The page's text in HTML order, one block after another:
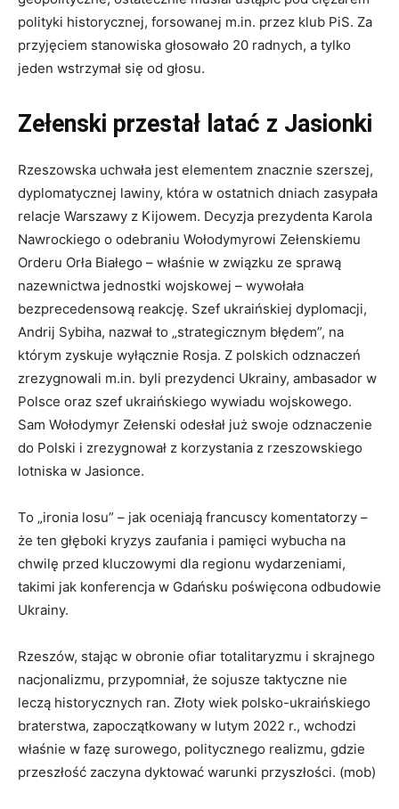
polityki historycznej, forsowanej m.in. przez klub PiS. Za
przyjęciem stanowiska głosowało 20 radnych, a tylko
jeden wstrzymał się od głosu.
Zełenski przestał latać z Jasionki
Rzeszowska uchwała jest elementem znacznie szerszej,
dyplomatycznej lawiny, która w ostatnich dniach zasypała
relacje Warszawy z Kijowem. Decyzja prezydenta Karola
Nawrockiego o odebraniu Wołodymyrowi Zełenskiemu
Orderu Orła Białego – właśnie w związku ze sprawą
nazewnictwa jednostki wojskowej – wywołała
bezprecedensową reakcję. Szef ukraińskiej dyplomacji,
Andrij Sybiha, nazwał to „strategicznym błędem”, na
którym zyskuje wyłącznie Rosja. Z polskich odznaczeń
zrezygnowali m.in. byli prezydenci Ukrainy, ambasador w
Polsce oraz szef ukraińskiego wywiadu wojskowego.
Sam Wołodymyr Zełenski odesłał już swoje odznaczenie
do Polski i zrezygnował z korzystania z rzeszowskiego
lotniska w Jasionce.
To „ironia losu” – jak oceniają francuscy komentatorzy –
że ten głęboki kryzys zaufania i pamięci wybucha na
chwilę przed kluczowymi dla regionu wydarzeniami,
takimi jak konferencja w Gdańsku poświęcona odbudowie
Ukrainy.
Rzeszów, stając w obronie ofiar totalitaryzmu i skrajnego
nacjonalizmu, przypomniał, że sojusze taktyczne nie
leczą historycznych ran. Złoty wiek polsko-ukraińskiego
braterstwa, zapoczątkowany w lutym 2022 r., wchodzi
właśnie w fazę surowego, politycznego realizmu, gdzie
przeszłość zaczyna dyktować warunki przyszłości. (mob)